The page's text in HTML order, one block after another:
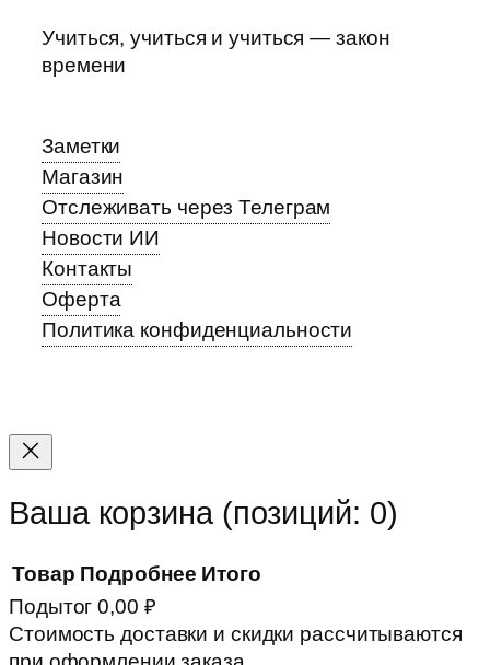
Учиться, учиться и учиться — закон
времени
Заметки
Магазин
Отслеживать через Телеграм
Новости ИИ
Контакты
Оферта
Политика конфиденциальности
Прокрутка
вверх
Ваша корзина (позиций: 0)
Товары
Товар Подробнее Итого
Подытог0,00 ₽
Стоимость доставки и скидки рассчитываются